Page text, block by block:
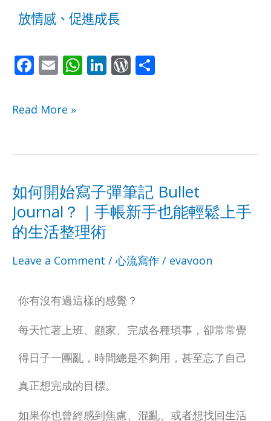
放情感、促進成長
F
e
o
k
E
ai
W
p
p
Li
n
W
ss
Read More »
如何開始寫子彈筆記 Bullet
Journal？｜手帳新手也能輕鬆上手
的生活整理術
Leave a Comment /心流寫作 / evavoon
你有沒有過這樣的感覺？
每天忙著上班、顧家、完成各種瑣事，卻常常覺
得日子一團亂，時間總是不夠用，甚至忘了自己
真正想完成的目標。
如果你也曾經感到焦慮、混亂、或者想找回生活
如
何
寫
子
彈
筆
記